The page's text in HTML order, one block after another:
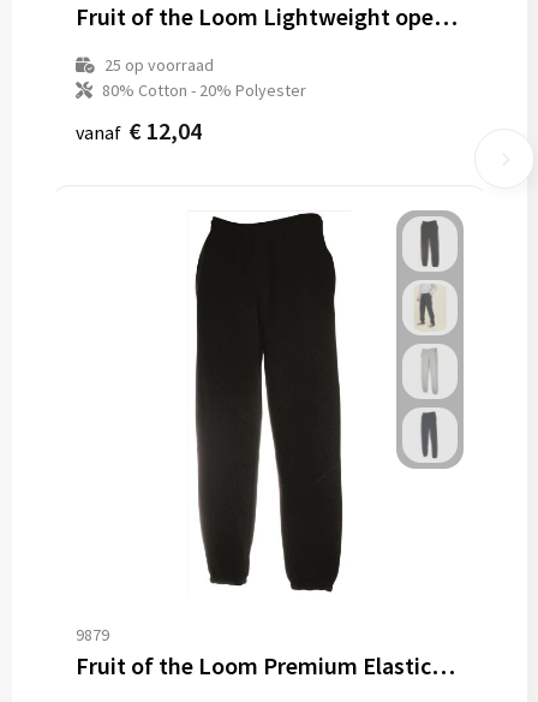
Fruit of the Loom Lightweight open hem Jogpants
25 op voorraad
80% Cotton - 20% Polyester
vanaf € 12,04
9879
Fruit of the Loom Premium Elasticated Cuf Jogpants